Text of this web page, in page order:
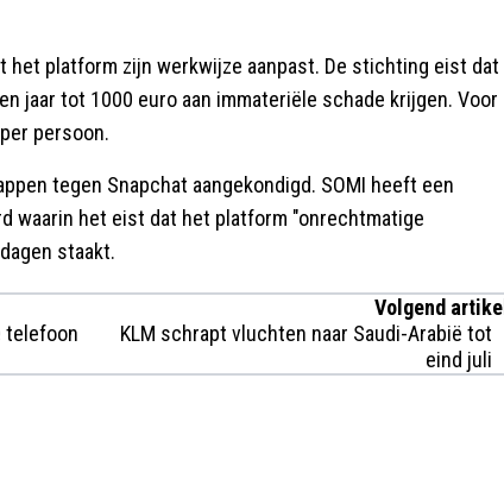
het platform zijn werkwijze aanpast. De stichting eist dat
jaar tot 1000 euro aan immateriële schade krijgen. Voor
persoon.
tegen Snapchat aangekondigd. SOMI heeft een
waarin het eist dat het platform "onrechtmatige
staakt.
telefoon
Volgend artikel
KLM schrapt vluchten naar Saudi-Arabië tot
eind juli